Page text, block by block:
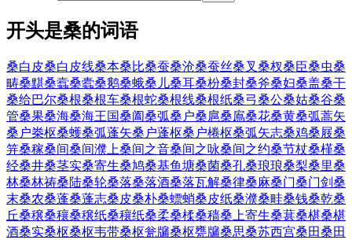
开头是桑的词语
桑白皮桑白皮线桑本桑比桑蚕桑沧桑蚕丝桑叉 桑杈桑臣桑虫桑
畴桑黮桑蠧桑蠹桑鹅桑蛾桑儿桑耳桑枌桑封桑斧桑妇桑盖桑干
桑给巴尔桑根桑根车桑根蛇桑根线桑根纸桑弓桑公桑姑桑谷桑
管桑果桑海桑海王国桑阖桑弧桑户桑扈桑鳸桑花桑黄桑弧蒿矢
桑户桊枢桑蠖桑弧蓬矢桑户蓬枢桑户棬枢桑弧矢志桑鸡桑屐桑
笄桑稼桑间桑间濮上桑间之音桑间之咏桑间之约桑节杖桑槿桑
经桑井桑茎实桑寄生桑鸠桑基鱼塘桑菌桑孔桑琅琅桑梨桑里桑
林桑林祷桑陆桑轮桑落桑落酒桑落瓦解桑律桑麻桑门桑门剑桑
末桑农桑蓬桑蓬志桑皮桑朴桑螵蛸桑皮纸桑濮桑畦桑钱桑乾桑
丘桑穣桑穰桑穣纸桑穰纸桑柔桑楺桑穑桑上寄生桑葚桑椹桑椹
酒桑实桑枢桑枢韦带桑枢瓮牖桑枢甕牖桑思桑苏西宫桑田桑田